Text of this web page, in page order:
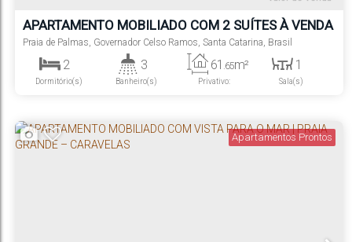
APARTAMENTO MOBILIADO COM 2 SUÍTES À VENDA
NO RESIDENCIAL AMORAS
Praia de Palmas, Governador Celso Ramos, Santa Catarina, Brasil
2
Dormitório(s)
3
Banheiro(s) Privativo:
61 .65m² 1
Sala(s)
Apartamentos Prontos